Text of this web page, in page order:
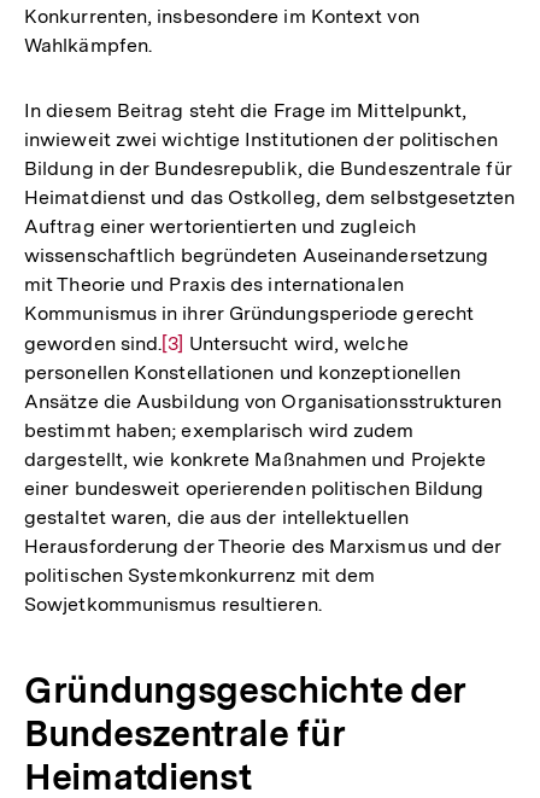
Konkurrenten, insbesondere im Kontext von
Wahlkämpfen.
In diesem Beitrag steht die Frage im Mittelpunkt,
inwieweit zwei wichtige Institutionen der politischen
Bildung in der Bundesrepublik, die Bundeszentrale für
Heimatdienst und das Ostkolleg, dem selbstgesetzten
Auftrag einer wertorientierten und zugleich
wissenschaftlich begründeten Auseinandersetzung
mit Theorie und Praxis des internationalen
Kommunismus in ihrer Gründungsperiode gerecht
geworden sind.Zur
Auflösung
der
Fußnote
[3] Untersucht wird, welche
personellen Konstellationen und konzeptionellen
Ansätze die Ausbildung von Organisationsstrukturen
bestimmt haben; exemplarisch wird zudem
dargestellt, wie konkrete Maßnahmen und Projekte
einer bundesweit operierenden politischen Bildung
gestaltet waren, die aus der intellektuellen
Herausforderung der Theorie des Marxismus und der
politischen Systemkonkurrenz mit dem
Sowjetkommunismus resultieren.
Gründungsgeschichte der
Bundeszentrale für
Heimatdienst